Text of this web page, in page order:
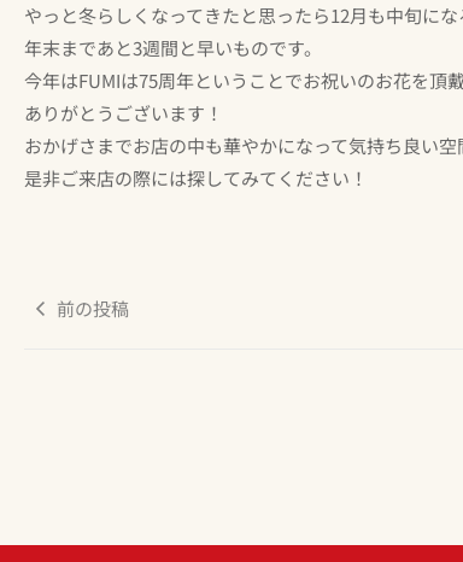
やっと冬らしくなってきたと思ったら12月も中旬にな
年末まであと3週間と早いものです。
今年はFUMIは75周年ということでお祝いのお花を頂
ありがとうございます！
おかげさまでお店の中も華やかになって気持ち良い空
是非ご来店の際には探してみてください！
前の投稿